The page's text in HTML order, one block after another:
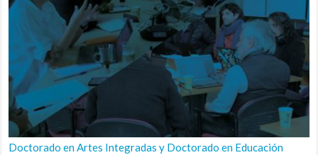
Doctorado en Artes Integradas y Doctorado en Educación